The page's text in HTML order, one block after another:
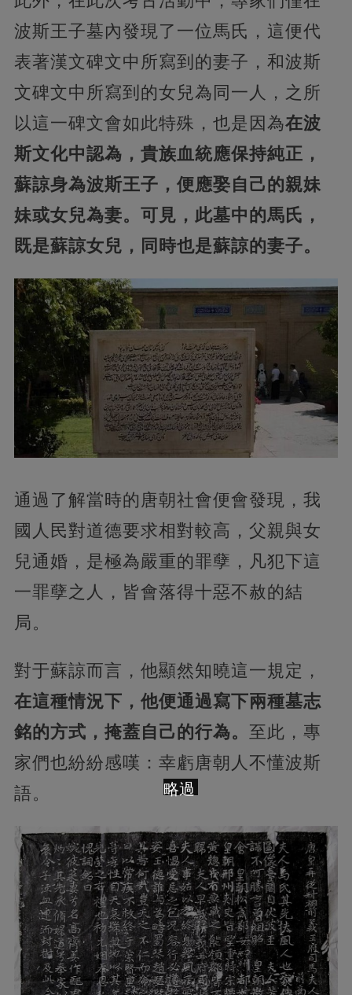
波斯王子墓內發現了一位馬氏，這便代
表著漢文碑文中所寫到的妻子，和波斯
文碑文中所寫到的女兒為同一人，之所
以這一碑文會如此特殊，也是因為在波
斯文化中認為，貴族血統應保持純正，
蘇諒身為波斯王子，便應娶自己的親妹
妹或女兒為妻。可見，此墓中的馬氏，
既是蘇諒女兒，同時也是蘇諒的妻子。
通過了解當時的唐朝社會便會發現，我
國人民對道德要求相對較高，父親與女
兒通婚，是極為嚴重的罪孽，凡犯下這
一罪孽之人，皆會落得十惡不赦的結
局。
對于蘇諒而言，他顯然知曉這一規定，
在這種情況下，他便通過寫下兩種墓志
銘的方式，掩蓋自己的行為。 至此，專
家們也紛紛感嘆：幸虧唐朝人不懂波斯
語。
略過